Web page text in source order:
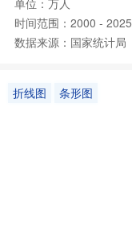
单位：万人
时间范围：2000 - 2025
数据来源：国家统计局
折线图 条形图